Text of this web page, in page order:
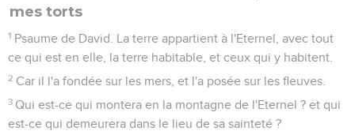
mes torts
1 Psaume de David. La terre appartient à l'Eternel, avec tout
ce qui est en elle, la terre habitable, et ceux qui y habitent.
2 Car il l'a fondée sur les mers, et l'a posée sur les fleuves.
3 Qui est-ce qui montera en la montagne de l'Eternel ? et qui
est-ce qui demeurera dans le lieu de sa sainteté ?